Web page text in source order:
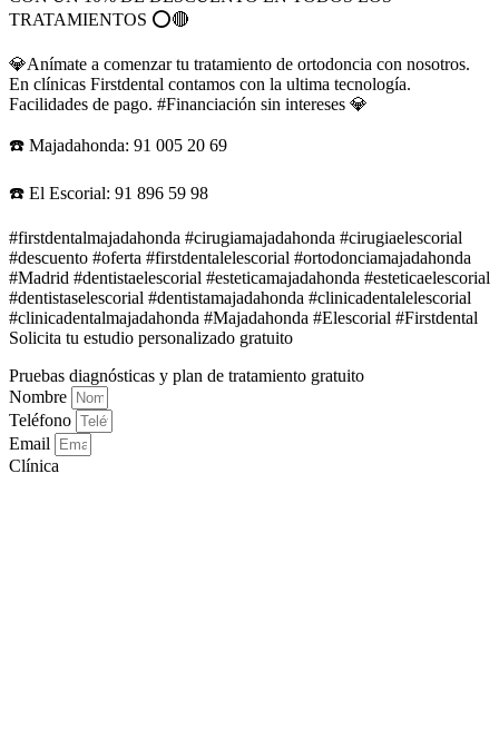
TRATAMIENTOS ⭕🔴
💎Anímate a comenzar tu tratamiento de ortodoncia con nosotros.
En clínicas Firstdental contamos con la ultima tecnología.
Facilidades de pago. #Financiación sin intereses 💎
☎️ Majadahonda: 91 005 20 69
☎️ El Escorial: 91 896 59 98
#firstdentalmajadahonda #cirugiamajadahonda #cirugiaelescorial
#descuento #oferta #firstdentalelescorial #ortodonciamajadahonda
#Madrid #dentistaelescorial #esteticamajadahonda #esteticaelescorial
#dentistaselescorial #dentistamajadahonda #clinicadentalelescorial
#clinicadentalmajadahonda #Majadahonda #Elescorial #Firstdental
Solicita tu estudio personalizado gratuito
Pruebas diagnósticas y plan de tratamiento gratuito
Nombre
Teléfono
Email
Clínica